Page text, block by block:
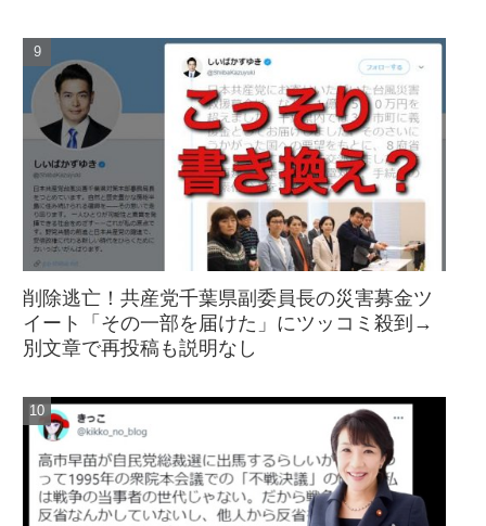
削除逃亡！共産党千葉県副委員長の災害募金ツ
イート「その一部を届けた」にツッコミ殺到→
別文章で再投稿も説明なし